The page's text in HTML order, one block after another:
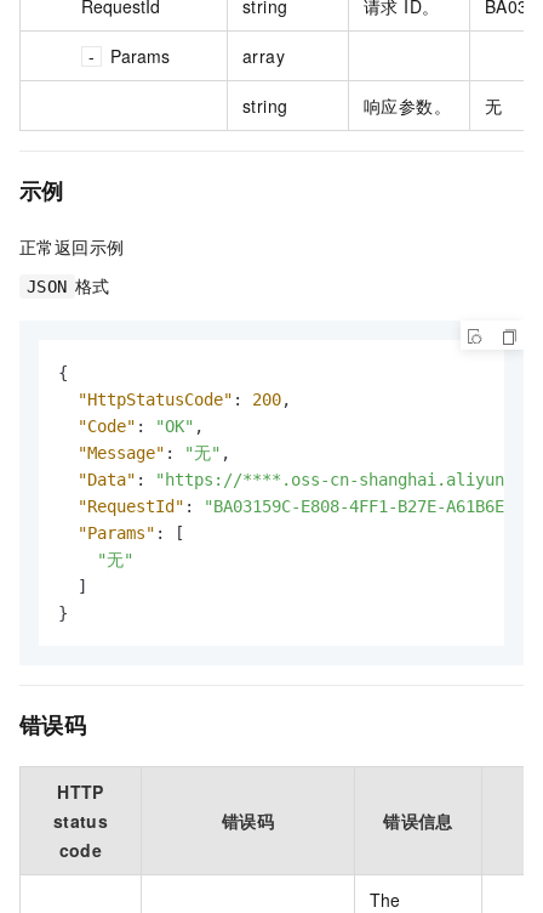
RequestId string 请求 ID。
Params array
string 响应参数。 无
示例
正常返回示例
JSON 格式
{
"HttpStatusCode" : 200,
"Code" : "OK" ,
"Message" : "无" ,
"Data" :
"https://****.oss-cn-
"RequestId" :
"BA03159C-E808-4FF1-B27E-
"Params" :
[
"无"
]
}
错误码
HTTP
status
code
错误码 错误信息
The